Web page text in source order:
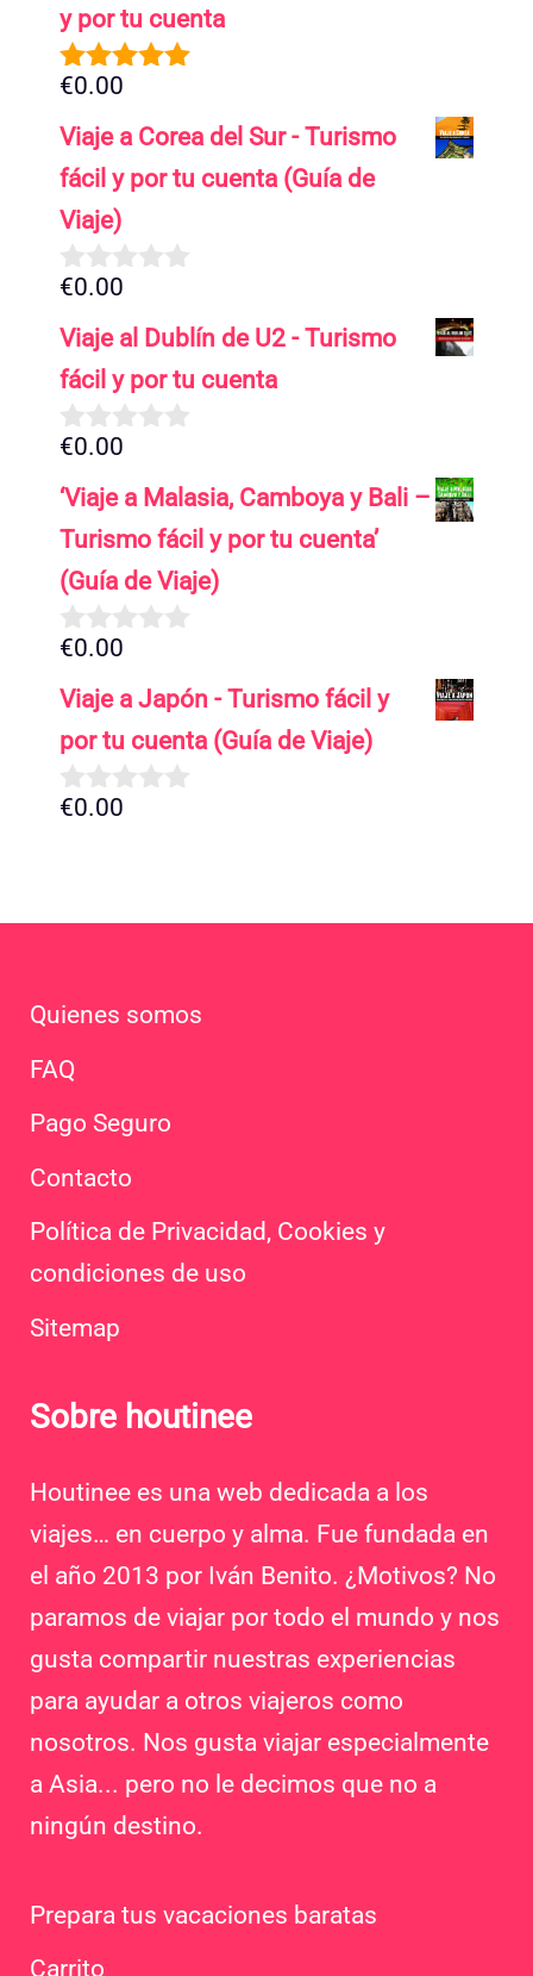
y por tu cuenta
5.00de 5
€0.00
Viaje a Corea del Sur - Turismo
fácil y por tu cuenta (Guía de
Viaje)
0
e
5
€0.00
Viaje al Dublín de U2 - Turismo
fácil y por tu cuenta
0
e
5
€0.00
‘Viaje a Malasia, Camboya y Bali –
Turismo fácil y por tu cuenta’
(Guía de Viaje)
0
e
€0.00
Viaje a Japón - Turismo fácil y
por tu cuenta (Guía de Viaje)
0
€0.00
Quienes somos
FAQ
Pago Seguro
Contacto
Política de Privacidad, Cookies y
condiciones de uso
Sitemap
Sobre houtinee
Houtinee es una web dedicada a los
viajes… en cuerpo y alma. Fue fundada en
el año 2013 por Iván Benito. ¿Motivos? No
paramos de viajar por todo el mundo y nos
gusta compartir nuestras experiencias
para ayudar a otros viajeros como
nosotros. Nos gusta viajar especialmente
a Asia... pero no le decimos que no a
ningún destino.
Prepara tus vacaciones baratas
Carrito